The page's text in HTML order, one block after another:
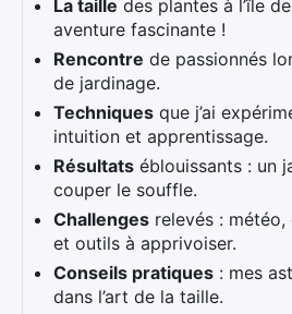
La taille des plantes à l’île
aventure fascinante !
Rencontre de passionnés
de jardinage.
Techniques que j’ai
intuition et apprentissage.
Résultats éblouissants : un
couper le souffle.
Challenges relevés :
et outils à apprivoiser.
Conseils pratiques : mes
dans l’art de la taille.